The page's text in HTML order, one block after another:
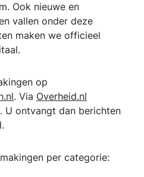
Ook nieuwe en
vallen onder deze
maken we officieel
op
. Via Overheid.nl
U ontvangt dan berichten
per categorie: